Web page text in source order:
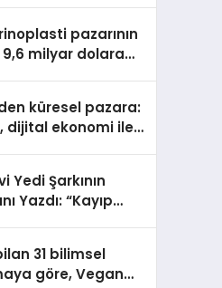
pazarının
9,6 milyar dolara
küresel pazara:
dijital ekonomi ile
Yedi Şarkının
Yazdı: “Kayıp
31 bilimsel
göre, Vegan